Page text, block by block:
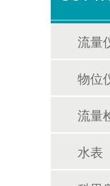
流量
物位
流量
水表